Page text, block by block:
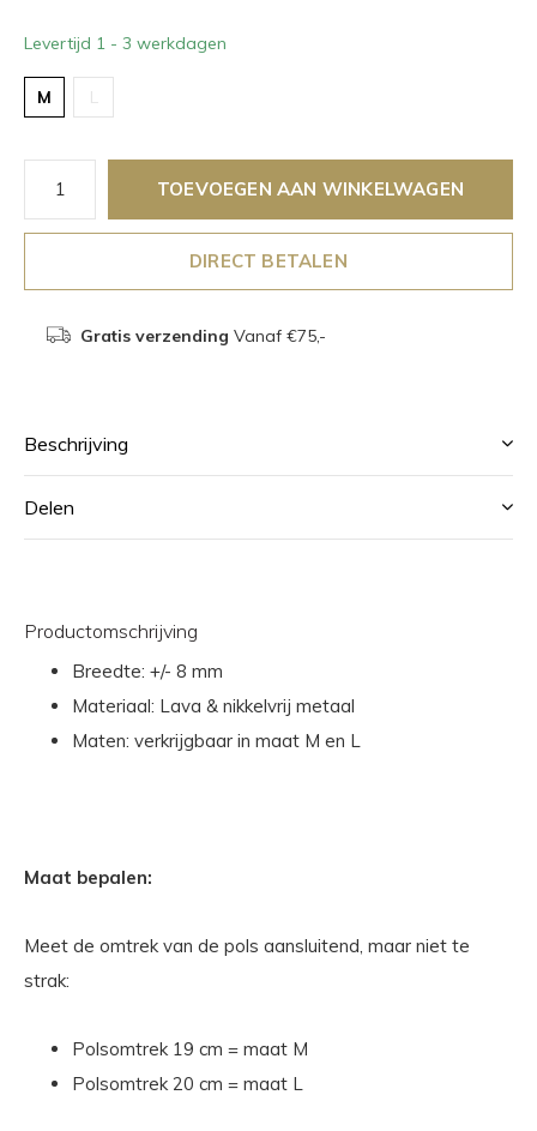
Levertijd 1 - 3 werkdagen
M L
TOEVOEGEN AAN WINKELWAGEN
DIRECT BETALEN
Gratis verzending Vanaf €75,-
Beschrijving
Delen
Productomschrijving
Breedte: +/- 8 mm
Materiaal: Lava & nikkelvrij metaal
Maten: verkrijgbaar in maat M en L
Maat bepalen:
Meet de omtrek van de pols aansluitend, maar niet te
strak:
Polsomtrek 19 cm = maat M
Polsomtrek 20 cm = maat L